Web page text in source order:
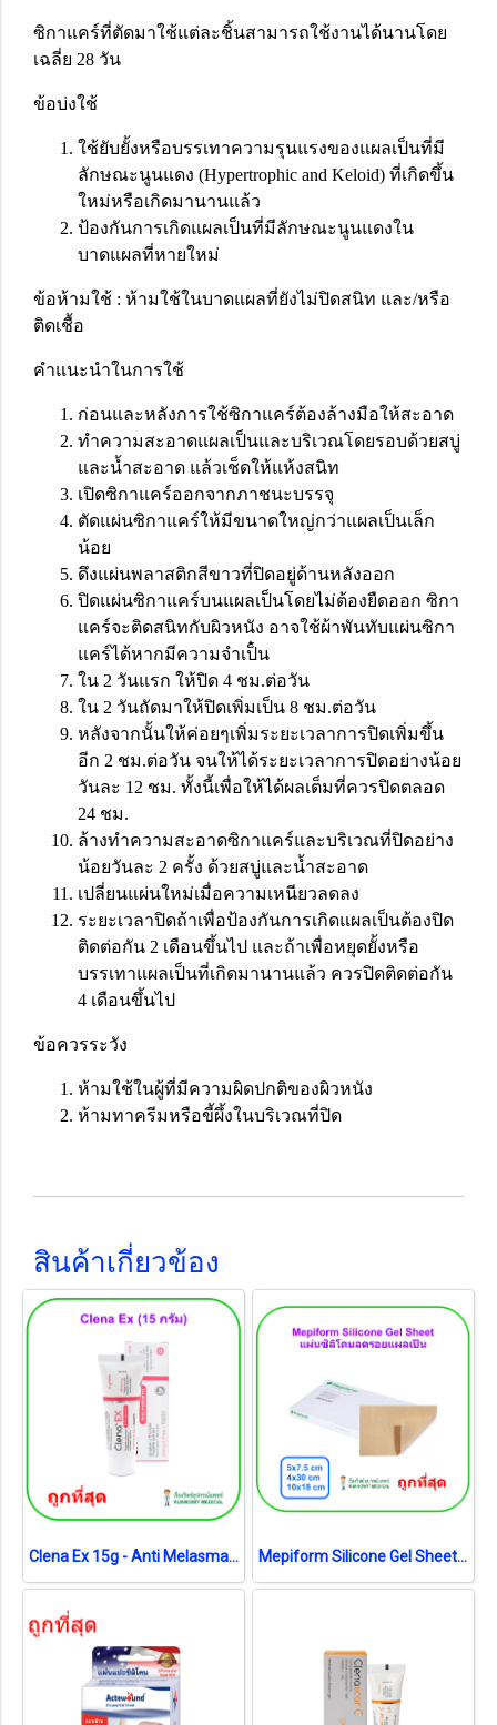
ซิกาแคร์ที่ตัดมาใช้แต่ละชิ้นสามารถใช้งานได้นานโดย
เฉลี่ย 28 วัน
ข้อบ่งใช้
ใช้ยับยั้งหรือบรรเทาความรุนแรงของแผลเป็นที่มี
ลักษณะนูนแดง (Hypertrophic and Keloid) ที่เกิดขึ้น
ใหม่หรือเกิดมานานแล้ว
ป้องกันการเกิดแผลเป็นที่มีลักษณะนูนแดงใน
บาดแผลที่หายใหม่
ข้อห้ามใช้ : ห้ามใช้ในบาดแผลที่ยังไม่ปิดสนิท และ/หรือ
ติดเชื้อ
คำแนะนำในการใช้
ก่อนและหลังการใช้ซิกาแคร์ต้องล้างมือให้สะอาด
ทำความสะอาดแผลเป็นและบริเวณโดยรอบด้วยสบู่
และน้ำสะอาด แล้วเช็ดให้แห้งสนิท
เปิดซิกาแคร์ออกจากภาชนะบรรจุ
ตัดแผ่นซิกาแคร์ให้มีขนาดใหญ่กว่าแผลเป็นเล็ก
น้อย
ดึงแผ่นพลาสติกสีขาวที่ปิดอยู่ด้านหลังออก
ปิดแผ่นซิกาแคร์บนแผลเป็นโดยไม่ต้องยืดออก ซิกา
แคร์จะติดสนิทกับผิวหนัง อาจใช้ผ้าพันทับแผ่นซิกา
แคร์ได้หากมีความจำเป็๋น
ใน 2 วันแรก ให้ปิด 4 ชม.ต่อวัน
ใน 2 วันถัดมาให้ปิดเพิ่มเป็น 8 ชม.ต่อวัน
หลังจากนั้นให้ค่อยๆเพิ่มระยะเวลาการปิดเพิ่มขึ้น
อีก 2 ชม.ต่อวัน จนให้ได้ระยะเวลาการปิดอย่างน้อย
วันละ 12 ชม. ทั้งนี้เพื่อให้ได้ผลเต็มที่ควรปิดตลอด
24 ชม.
ล้างทำความสะอาดซิกาแคร์และบริเวณที่ปิดอย่าง
น้อยวันละ 2 ครั้ง ด้วยสบู่และน้ำสะอาด
เปลี่ยนแผ่นใหม่เมื่อความเหนียวลดลง
ระยะเวลาปิดถ้าเพื่อป้องกันการเกิดแผลเป็นต้องปิด
ติดต่อกัน 2 เดือนขึ้นไป และถ้าเพื่อหยุดยั้งหรือ
บรรเทาแผลเป็นที่เกิดมานานแล้ว ควรปิดติดต่อกัน
4 เดือนขึ้นไป
ข้อควรระวัง
ห้ามใช้ในผู้ที่มีความผิดปกติของผิวหนัง
ห้ามทาครีมหรือขี้ผึ้งในบริเวณที่ปิด
สินค้าเกี่ยวข้อง
Clena Ex 15g - Anti Melasma ไม่มีสเตียรอยด์ ลดฝ้า จุดด่างดำ Mepiform Silicone Gel Sheet 10x18 cm แผ่นซิลิโคนลดรอยแผลเป็นขนาดใหญ่ (1 แผ่น)